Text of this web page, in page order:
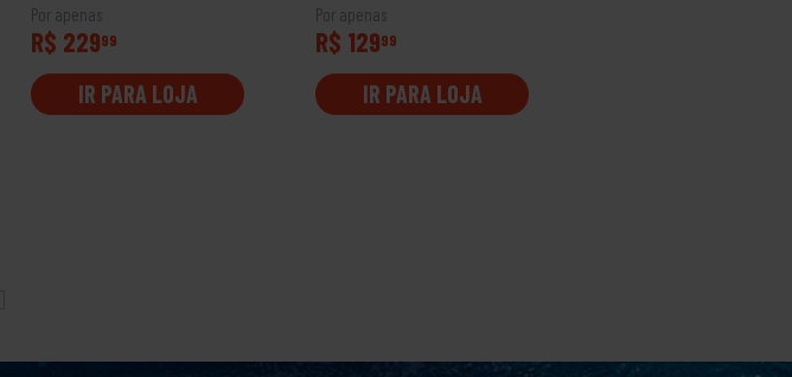
Por apenas
R$ 22999
IR PARA LOJA
Por apenas
R$ 12999
IR PARA LOJA